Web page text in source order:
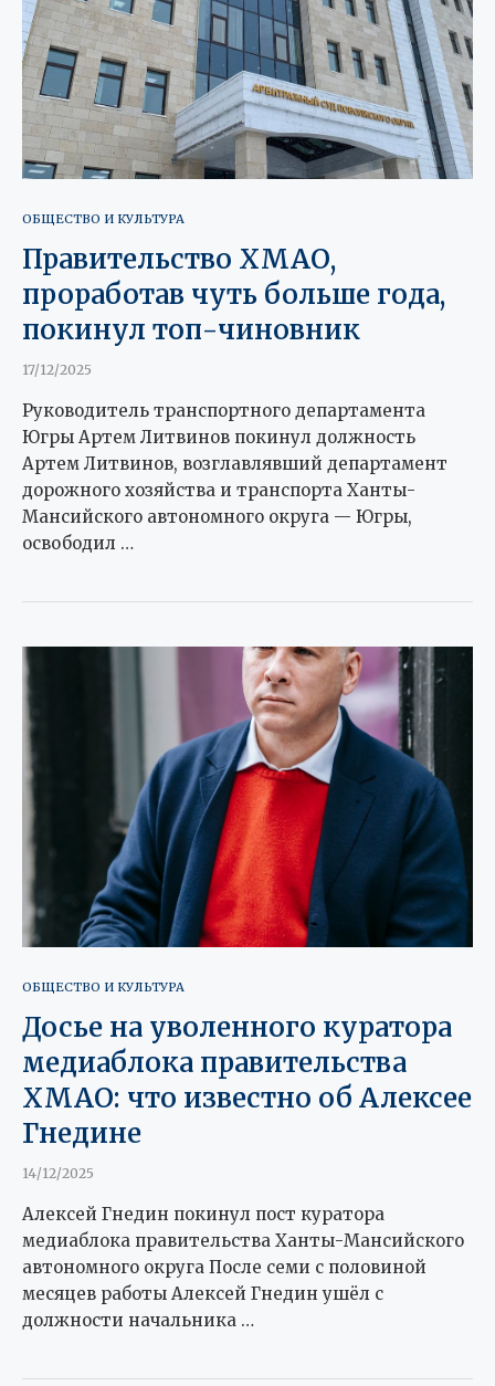
ОБЩЕСТВО И КУЛЬТУРА
Правительство ХМАО,
проработав чуть больше года,
покинул топ-чиновник
17/12/2025
Руководитель транспортного департамента
Югры Артем Литвинов покинул должность
Артем Литвинов, возглавлявший департамент
дорожного хозяйства и транспорта Ханты-
Мансийского автономного округа — Югры,
освободил …
ОБЩЕСТВО И КУЛЬТУРА
Досье на уволенного куратора
медиаблока правительства
ХМАО: что известно об Алексее
Гнедине
14/12/2025
Алексей Гнедин покинул пост куратора
медиаблока правительства Ханты-Мансийского
автономного округа После семи с половиной
месяцев работы Алексей Гнедин ушёл с
должности начальника …